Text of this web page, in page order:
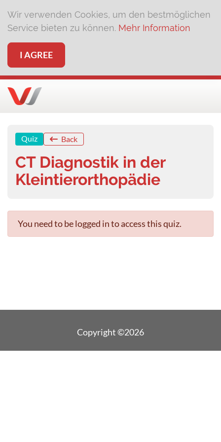
Wir verwenden Cookies, um den bestmöglichen
Service bieten zu können. Mehr Information
I AGREE
Quiz Back
CT Diagnostik in der
Kleintierorthopädie
You need to be logged in to access this quiz.
Copyright ©2026